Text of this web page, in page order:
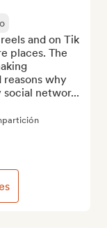
and on Tik
places. The
why
networ...